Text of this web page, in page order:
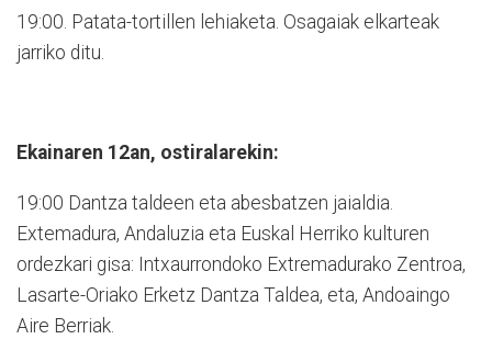
19:00. Patata-tortillen lehiaketa. Osagaiak elkarteak
jarriko ditu.
Ekainaren 12an, ostiralarekin:
19:00 Dantza taldeen eta abesbatzen jaialdia.
Extemadura, Andaluzia eta Euskal Herriko kulturen
ordezkari gisa: Intxaurrondoko Extremadurako Zentroa,
Lasarte-Oriako Erketz Dantza Taldea, eta, Andoaingo
Aire Berriak.